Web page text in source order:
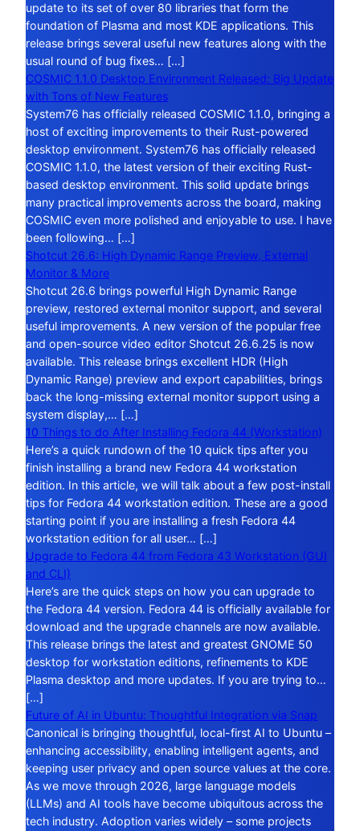
update to its set of over 80 libraries that form the
foundation of Plasma and most KDE applications. This
release brings several useful new features along with the
usual round of bug fixes… […]
COSMIC 1.1.0 Desktop Environment Released: Big Update
with Tons of New Features
System76 has officially released COSMIC 1.1.0, bringing a
host of exciting improvements to their Rust-powered
desktop environment. System76 has officially released
COSMIC 1.1.0, the latest version of their exciting Rust-
based desktop environment. This solid update brings
many practical improvements across the board, making
COSMIC even more polished and enjoyable to use. I have
been following… […]
Shotcut 26.6: High Dynamic Range Preview, External
Monitor & More
Shotcut 26.6 brings powerful High Dynamic Range
preview, restored external monitor support, and several
useful improvements. A new version of the popular free
and open-source video editor Shotcut 26.6.25 is now
available. This release brings excellent HDR (High
Dynamic Range) preview and export capabilities, brings
back the long-missing external monitor support using a
system display,… […]
10 Things to do After Installing Fedora 44 (Workstation)
Here’s a quick rundown of the 10 quick tips after you
finish installing a brand new Fedora 44 workstation
edition. In this article, we will talk about a few post-install
tips for Fedora 44 workstation edition. These are a good
starting point if you are installing a fresh Fedora 44
workstation edition for all user… […]
Upgrade to Fedora 44 from Fedora 43 Workstation (GUI
and CLI)
Here’s are the quick steps on how you can upgrade to
the Fedora 44 version. Fedora 44 is officially available for
download and the upgrade channels are now available.
This release brings the latest and greatest GNOME 50
desktop for workstation editions, refinements to KDE
Plasma desktop and more updates. If you are trying to…
[…]
Future of AI in Ubuntu: Thoughtful Integration via Snap
Canonical is bringing thoughtful, local-first AI to Ubuntu –
enhancing accessibility, enabling intelligent agents, and
keeping user privacy and open source values at the core.
As we move through 2026, large language models
(LLMs) and AI tools have become ubiquitous across the
tech industry. Adoption varies widely – some projects